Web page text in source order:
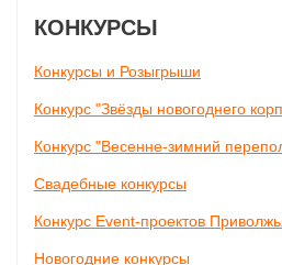
КОНКУРСЫ
Конкурсы и Розыгрыши
Конкурс "Звёзды новогоднего
Конкурс "Весенне-зимний
Свадебные конкурсы
Конкурс Event-проектов
Новогодние конкурсы